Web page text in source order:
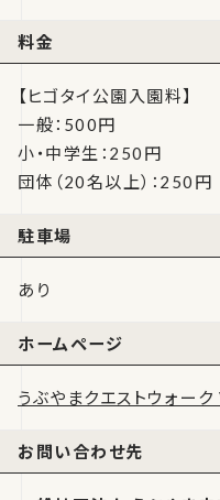
料金
【ヒゴタイ公園入園料】
一般：500円
小・中学生：250円
団体（20名以上）：250円
駐車場
あり
ホームページ
うぶやまクエストウォー
お問い合わせ先